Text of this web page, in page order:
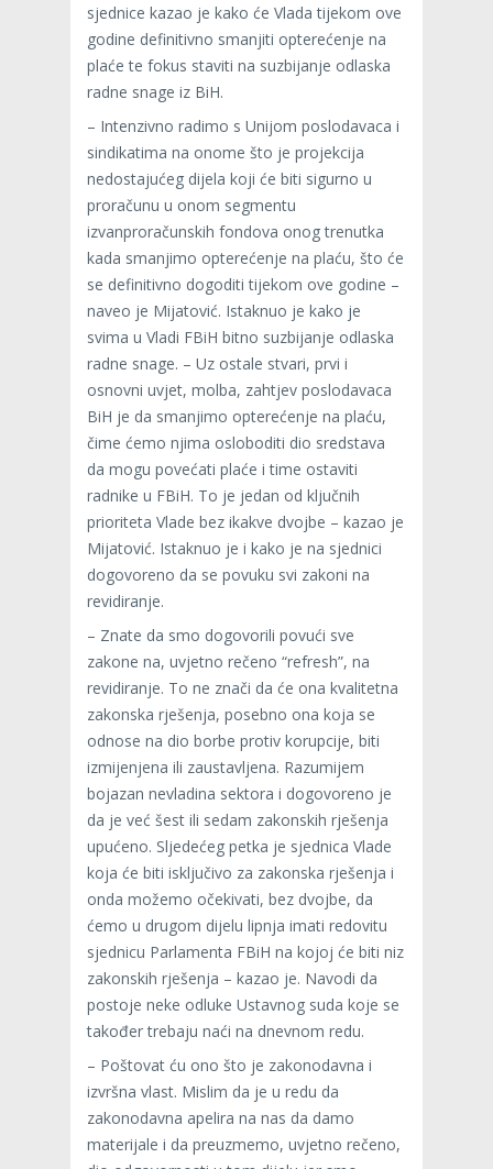
sjednice kazao je kako će Vlada tijekom ove
godine definitivno smanjiti opterećenje na
plaće te fokus staviti na suzbijanje odlaska
radne snage iz BiH.
– Intenzivno radimo s Unijom poslodavaca i
sindikatima na onome što je projekcija
nedostajućeg dijela koji će biti sigurno u
proračunu u onom segmentu
izvanproračunskih fondova onog trenutka
kada smanjimo opterećenje na plaću, što će
se definitivno dogoditi tijekom ove godine –
naveo je Mijatović. Istaknuo je kako je
svima u Vladi FBiH bitno suzbijanje odlaska
radne snage. – Uz ostale stvari, prvi i
osnovni uvjet, molba, zahtjev poslodavaca
BiH je da smanjimo opterećenje na plaću,
čime ćemo njima osloboditi dio sredstava
da mogu povećati plaće i time ostaviti
radnike u FBiH. To je jedan od ključnih
prioriteta Vlade bez ikakve dvojbe – kazao je
Mijatović. Istaknuo je i kako je na sjednici
dogovoreno da se povuku svi zakoni na
revidiranje.
– Znate da smo dogovorili povući sve
zakone na, uvjetno rečeno “refresh”, na
revidiranje. To ne znači da će ona kvalitetna
zakonska rješenja, posebno ona koja se
odnose na dio borbe protiv korupcije, biti
izmijenjena ili zaustavljena. Razumijem
bojazan nevladina sektora i dogovoreno je
da je već šest ili sedam zakonskih rješenja
upućeno. Sljedećeg petka je sjednica Vlade
koja će biti isključivo za zakonska rješenja i
onda možemo očekivati, bez dvojbe, da
ćemo u drugom dijelu lipnja imati redovitu
sjednicu Parlamenta FBiH na kojoj će biti niz
zakonskih rješenja – kazao je. Navodi da
postoje neke odluke Ustavnog suda koje se
također trebaju naći na dnevnom redu.
– Poštovat ću ono što je zakonodavna i
izvršna vlast. Mislim da je u redu da
zakonodavna apelira na nas da damo
materijale i da preuzmemo, uvjetno rečeno,